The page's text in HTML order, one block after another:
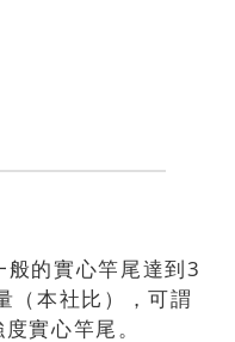
的實心竿尾達到3
（本社比），可謂
實心竿尾。